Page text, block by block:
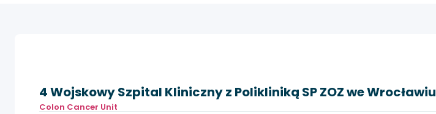
4 Wojskowy Szpital Kliniczny z Polikliniką SP ZOZ we Wrocławiu
Colon Cancer Unit